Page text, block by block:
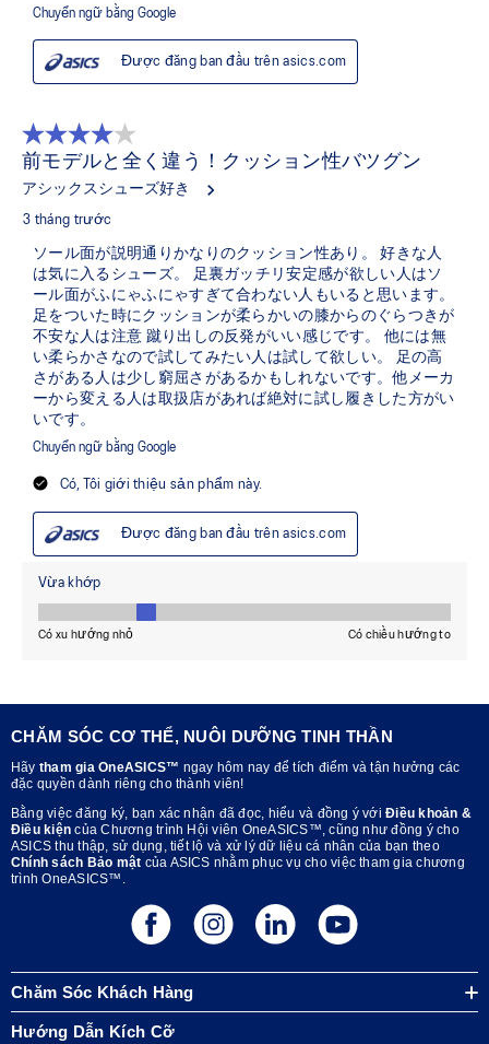
CHĂM SÓC CƠ THỂ, NUÔI DƯỠNG TINH THẦN
Hãy tham gia OneASICS™ ngay hôm nay để tích điểm và tận hưởng các
đặc quyền dành riêng cho thành viên!
Bằng việc đăng ký, bạn xác nhận đã đọc, hiểu và đồng ý với Điều khoản &
Điều kiện của Chương trình Hội viên OneASICS™, cũng như đồng ý cho
ASICS thu thập, sử dụng, tiết lộ và xử lý dữ liệu cá nhân của bạn theo
Chính sách Bảo mật của ASICS nhằm phục vụ cho việc tham gia chương
trình OneASICS™.
Chăm Sóc Khách Hàng
Hướng Dẫn Kích Cỡ